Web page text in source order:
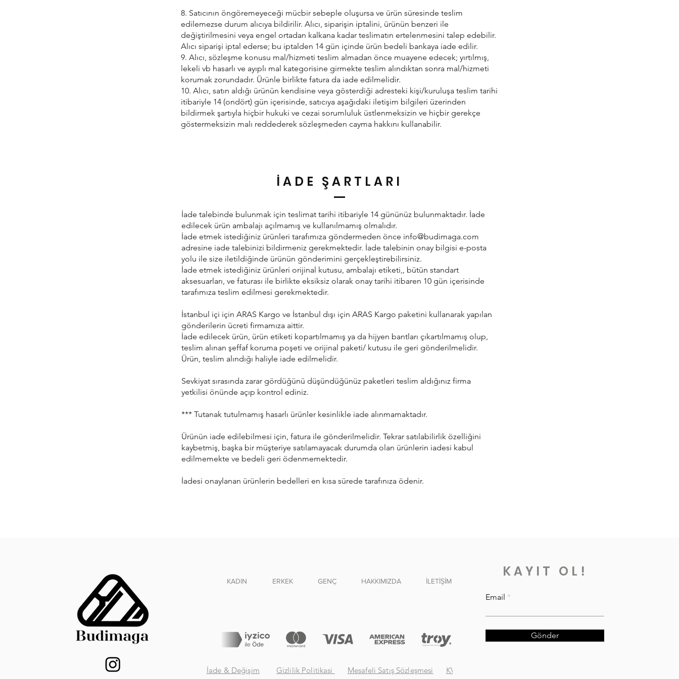
8. Satıcının öngöremeyeceği mücbir sebeple oluşursa ve ürün süresinde teslim
edilemezse durum alıcıya bildirilir. Alıcı, siparişin iptalini, ürünün benzeri ile
değiştirilmesini veya engel ortadan kalkana kadar teslimatın ertelenmesini talep edebilir.
Alıcı siparişi iptal ederse; bu iptalden 14 gün içinde ürün bedeli bankaya iade edilir.
9. Alıcı, sözleşme konusu mal/hizmeti teslim almadan önce muayene edecek; yırtılmış,
lekeli vb hasarlı ve ayıplı mal kategorisine girmekte teslim alındıktan sonra mal/hizmeti
korumak zorundadır. Ürünle birlikte fatura da iade edilmelidir.
10. Alıcı, satın aldığı ürünün kendisine veya gösterdiği adresteki kişi/kuruluşa teslim tarihi
itibariyle 14 (ondört) gün içerisinde, satıcıya aşağıdaki iletişim bilgileri üzerinden
bildirmek şartıyla hiçbir hukuki ve cezai sorumluluk üstlenmeksizin ve hiçbir gerekçe
göstermeksizin malı reddederek sözleşmeden cayma hakkını kullanabilir.
İADE ŞARTLARI
İade talebinde bulunmak için teslimat tarihi itibariyle 14 gününüz bulunmaktadır. İade
edilecek ürün ambalajı açılmamış ve kullanılmamış olmalıdır.
İade etmek istediğiniz ürünleri tarafımıza göndermeden önce info@budimaga.com
adresine iade talebinizi bildirmeniz gerekmektedir. İade talebinin onay bilgisi e-posta
yolu ile size iletildiğinde ürünün gönderimini gerçekleştirebilirsiniz.
İade etmek istediğiniz ürünleri orijinal kutusu, ambalajı etiketi,, bütün standart
aksesuarları, ve faturası ile birlikte eksiksiz olarak onay tarihi itibaren 10 gün içerisinde
tarafımıza teslim edilmesi gerekmektedir.
İstanbul içi için ARAS Kargo ve İstanbul dışı için ARAS Kargo paketini kullanarak yapılan
gönderilerin ücreti firmamıza aittir.
İade edilecek ürün, ürün etiketi kopartılmamış ya da hijyen bantları çıkartılmamış olup,
teslim alınan şeffaf koruma poşeti ve orijinal paketi/ kutusu ile geri gönderilmelidir.
Ürün, teslim alındığı haliyle iade edilmelidir.
Sevkiyat sırasında zarar gördüğünü düşündüğünüz paketleri teslim aldığınız firma
yetkilisi önünde açıp kontrol ediniz.
*** Tutanak tutulmamış hasarlı ürünler kesinlikle iade alınmamaktadır.
Ürünün iade edilebilmesi için, fatura ile gönderilmelidir. Tekrar satılabilirlik özelliğini
kaybetmiş, başka bir müşteriye satılamayacak durumda olan ürünlerin iadesi kabul
edilmemekte ve bedeli geri ödenmemektedir.
İadesi onaylanan ürünlerin bedelleri en kısa sürede tarafınıza ödenir.
KADIN ERKEK GENÇ HAKKIMIZDA İLETİŞİM
İade & Değişim Gizlilik Politikasi Mesafeli Satış Sözleşmesi KVKK
KAYIT OL!
Email
Gönder